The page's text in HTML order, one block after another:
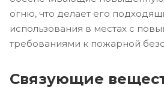
огню, что делает его
использования в местах с
требованиями к пожарной
Связующие